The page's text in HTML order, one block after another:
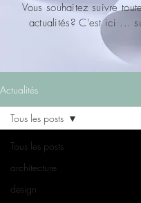
Vous souhaitez suivre
actualités? C'est ici ...
Actualités
Tous les posts
architecture
design
Tous les posts